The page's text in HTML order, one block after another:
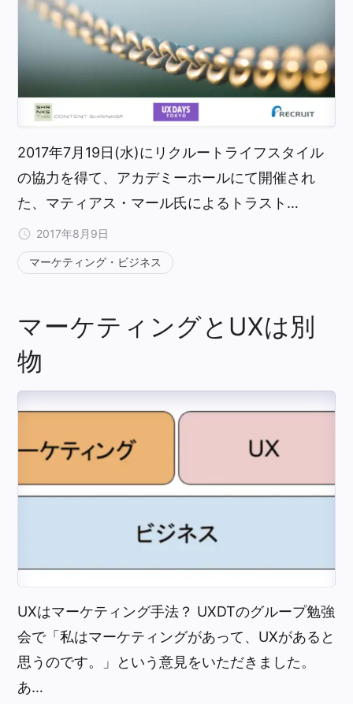
2017年7月19日(水)にリクルートライフスタイル
の協力を得て、アカデミーホールにて開催され
た、マティアス・マール氏によるトラスト…
2017年8月9日
マーケティング・ビジネス
マーケティングとUXは別
物
UXはマーケティング手法？ UXDTのグループ勉強
会で「私はマーケティングがあって、UXがあると
思うのです。」という意見をいただきました。
あ…